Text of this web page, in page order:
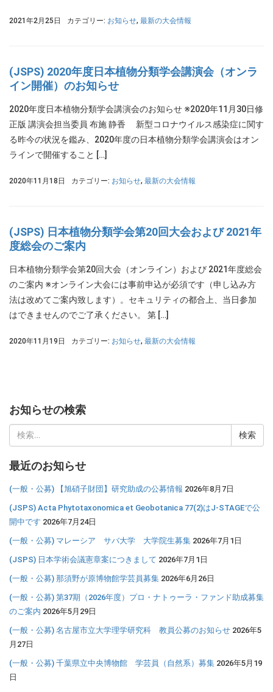
2021年2月25日 カテゴリー: お知らせ, 最新の大会情報
(JSPS) 2020年度日本植物分類学会講演会（オンラ
イン開催）のお知らせ
2020年度日本植物分類学会講演会のお知らせ ※2020年11月30日修
正版 講演会担当委員 布施 静香 新型コロナウイルス感染症に関す
る昨今の状況を鑑み、2020年度の日本植物分類学会講演会はオン
ラインで開催すること […]
2020年11月18日 カテゴリー: お知らせ, 最新の大会情報
(JSPS) 日本植物分類学会第20回大会および 2021年
度総会のご案内
日本植物分類学会第20回大会（オンライン）および 2021年度総会
のご案内 ※オンライン大会には事前申込が必須です（申し込み方
法は改めてご案内致します）。セキュリティの都合上、当日参加
はできませんのでご了承ください。 第 […]
2020年11月19日 カテゴリー: お知らせ, 最新の大会情報
お知らせの検索
索:
最近のお知らせ
(一般・公募) 【旭硝子財団】研究助成の公募情報 2026年8月7日
(JSPS) Acta Phytotaxonomica et Geobotanica 77(2)はJ-STAGEで公
開中です 2026年7月24日
(一般・公募) マレーシア サバ大学 大学院生募集 2026年7月1日
(JSPS) 日本学術会議憲章案につきまして 2026年7月1日
(一般・公募) 那須野が原博物館学芸員募集 2026年6月26日
(一般・公募) 第37期（2026年度）プロ・ナトゥーラ・ファンド助成募集
のご案内 2026年5月29日
(一般・公募) 名古屋市立大学理学研究科 教員公募のお知らせ 2026年5
月27日
(一般・公募) 千葉県立中央博物館 学芸員（自然系）募集 2026年5月19
日